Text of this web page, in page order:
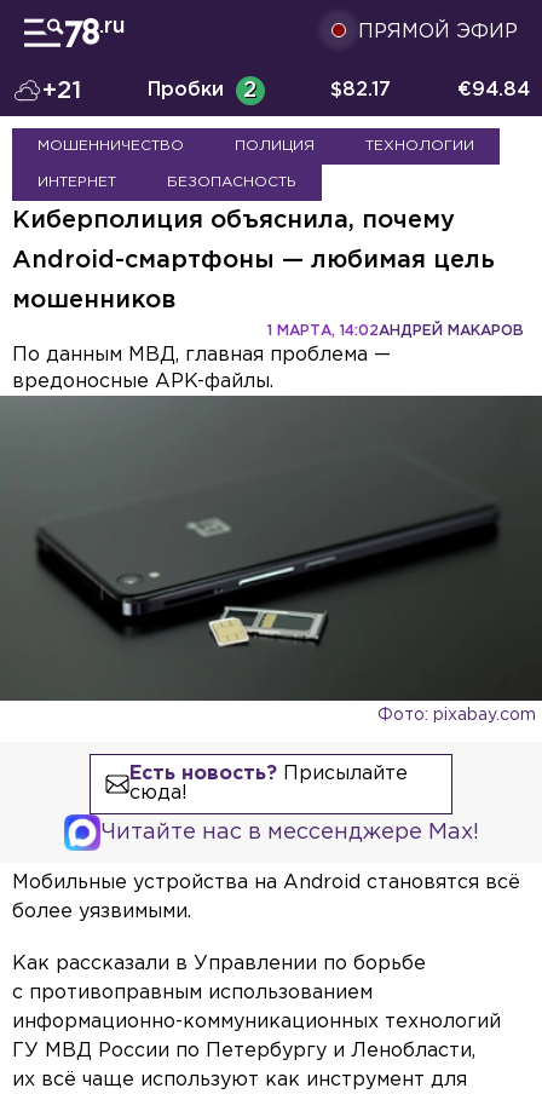
ПРЯМОЙ ЭФИР
+21 Пробки 2 $82.17 €94.84
МОШЕННИЧЕСТВО ПОЛИЦИЯ ТЕХНОЛОГИИ
ИНТЕРНЕТ БЕЗОПАСНОСТЬ
Киберполиция объяснила, почему
Android-смартфоны — любимая цель
мошенников
АНДРЕЙ МАКАРОВ
1 МАРТА, 14:02
По данным МВД, главная проблема —
вредоносные APK-файлы.
Фото: pixabay.com
Есть новость?Присылайте
сюда!
Читайте нас в мессенджере Max!
Мобильные устройства на Android становятся всё
более уязвимыми.
Как рассказали в Управлении по борьбе
с противоправным использованием
информационно-коммуникационных технологий
ГУ МВД России по Петербургу и Ленобласти,
их всё чаще используют как инструмент для